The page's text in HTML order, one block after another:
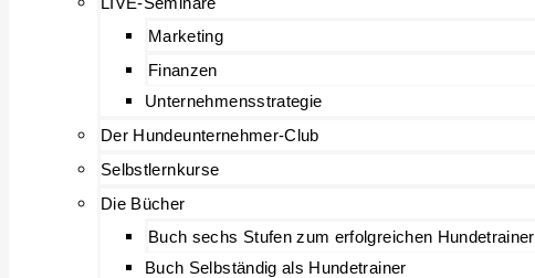
Marketing
Finanzen
Unternehmensstrategie
Der Hundeunternehmer-Club
Selbstlernkurse
Die Bücher
Buch sechs Stufen zum erfolgreichen Hundetrainer
Buch Selbständig als Hundetrainer